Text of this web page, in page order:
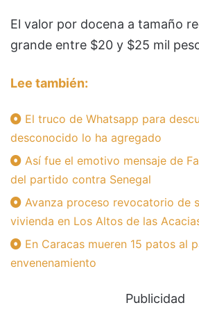
El valor por docena a tamaño
grande entre $20 y $25 mil
Lee también:
El truco de Whatsapp para
desconocido lo ha agregado
Así fue el emotivo mensaje de
del partido contra Senegal
Avanza proceso revocatorio de
vivienda en Los Altos de las
En Caracas mueren 15 patos al
envenenamiento
Publicidad